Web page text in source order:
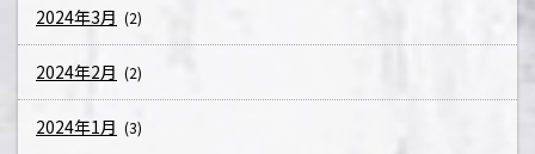
2024年3月 (2)
2024年2月 (2)
2024年1月 (3)